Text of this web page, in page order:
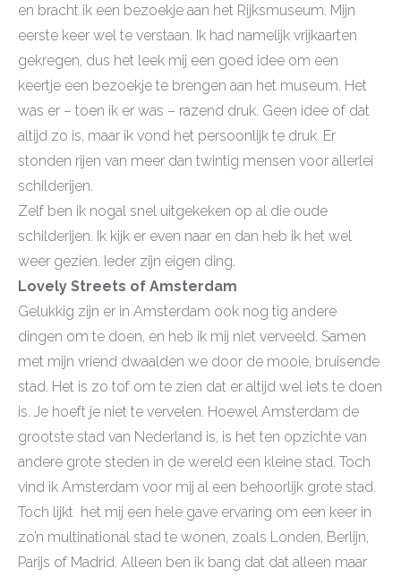
en bracht ik een bezoekje aan het Rijksmuseum. Mijn
eerste keer wel te verstaan. Ik had namelijk vrijkaarten
gekregen, dus het leek mij een goed idee om een
keertje een bezoekje te brengen aan het museum. Het
was er – toen ik er was – razend druk. Geen idee of dat
altijd zo is, maar ik vond het persoonlijk te druk. Er
stonden rijen van meer dan twintig mensen voor allerlei
schilderijen.
Zelf ben ik nogal snel uitgekeken op al die oude
schilderijen. Ik kijk er even naar en dan heb ik het wel
weer gezien. Ieder zijn eigen ding.
Lovely Streets of Amsterdam
Gelukkig zijn er in Amsterdam ook nog tig andere
dingen om te doen, en heb ik mij niet verveeld. Samen
met mijn vriend dwaalden we door de mooie, bruisende
stad. Het is zo tof om te zien dat er altijd wel iets te doen
is. Je hoeft je niet te vervelen. Hoewel Amsterdam de
grootste stad van Nederland is, is het ten opzichte van
andere grote steden in de wereld een kleine stad. Toch
vind ik Amsterdam voor mij al een behoorlijk grote stad.
Toch lijkt het mij een hele gave ervaring om een keer in
zo’n multinational stad te wonen, zoals Londen, Berlijn,
Parijs of Madrid. Alleen ben ik bang dat dat alleen maar